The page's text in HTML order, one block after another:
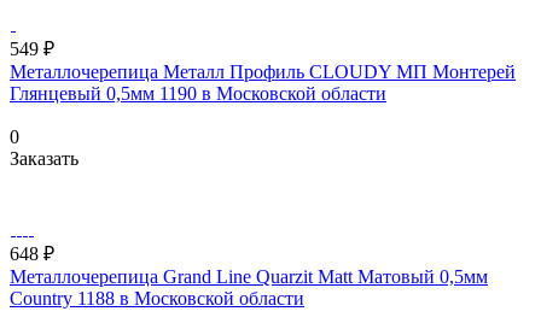
549 ₽
Металлочерепица Металл Профиль CLOUDY МП Монтерей
Глянцевый 0,5мм 1190 в Московской области
0
Заказать
648 ₽
Металлочерепица Grand Line Quarzit Matt Матовый 0,5мм
Country 1188 в Московской области